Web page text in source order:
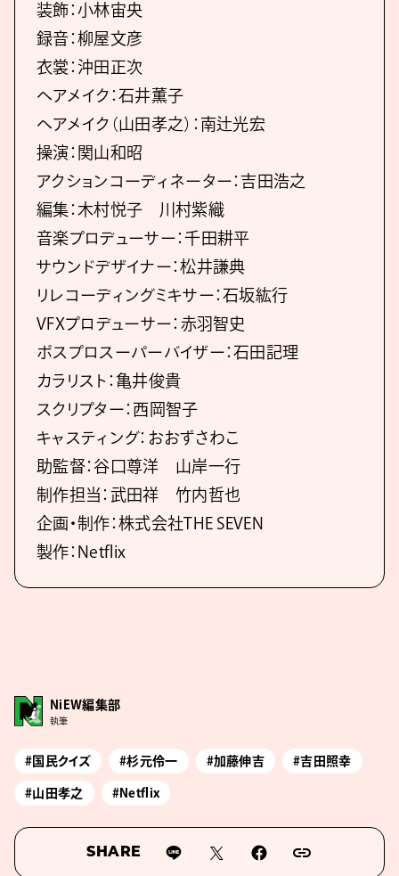
装飾：小林宙央
録音：柳屋文彦
衣裳：沖田正次
ヘアメイク：石井薫子
ヘアメイク（山田孝之）：南辻光宏
操演：関山和昭
アクションコーディネーター：吉田浩之
編集：木村悦子 川村紫織
音楽プロデューサー：千田耕平
サウンドデザイナー：松井謙典
リレコーディングミキサー：石坂紘行
VFXプロデューサー：赤羽智史
ポスプロスーパーバイザー：石田記理
カラリスト：亀井俊貴
スクリプター：西岡智子
キャスティング：おおずさわこ
助監督：谷口尊洋 山岸一行
制作担当：武田祥 竹内哲也
企画・制作：株式会社THE SEVEN
製作：Netflix
NiEW編集部
執筆
#国民クイズ #杉元伶一 #加藤伸吉 #吉田照幸
#山田孝之 #Netflix
SHARE